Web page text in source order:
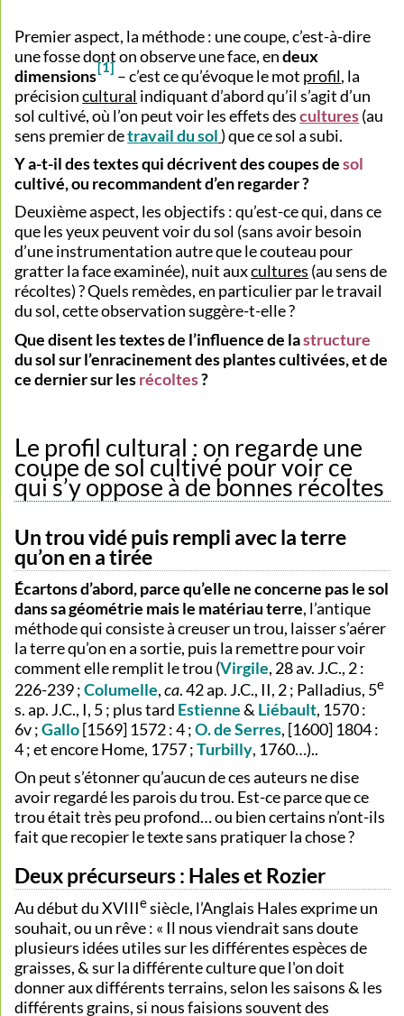
Premier aspect, la méthode : une coupe, c’est-à-dire
une fosse dont on observe une face, endeux
dimensions[1] – c’est ce qu’évoque le mot profil, la
précisioncultural indiquant d’abord qu’il s’agit d’un
sol cultivé, où l’on peut voir les effets descultures(au
sens premier detravail du sol) que ce sol a subi.
Y a-t-il des textes qui décrivent des coupes desol
cultivé, ou recommandent d’en regarder ?
Deuxième aspect, les objectifs : qu’est-ce qui, dans ce
que les yeux peuvent voir du sol (sans avoir besoin
d’une instrumentation autre que le couteau pour
gratter la face examinée), nuit auxcultures (au sens de
récoltes) ? Quels remèdes, en particulier par le travail
du sol, cette observation suggère-t-elle ?
Que disent les textes de l’influence de lastructure
du sol sur l’enracinement des plantes cultivées, et de
ce dernier sur lesrécoltes?
Le profil cultural : on regarde une
coupe de sol cultivé pour voir ce
qui s’y oppose à de bonnes récoltes
Un trou vidé puis rempli avec la terre
qu’on en a tirée
Écartons d’abord, parce qu’elle ne concerne pas le sol
dans sa géométrie mais le matériau terre, l’antique
méthode qui consiste à creuser un trou, laisser s’aérer
la terre qu’on en a sortie, puis la remettre pour voir
comment elle remplit le trou (Virgile, 28 av. J.C., 2 :
226-239 ;Columelle,ca. 42 ap. J.C., II, 2 ; Palladius, 5e
s. ap. J.C., I, 5 ; plus tard Estienne& Liébault, 1570 :
6v ;Gallo[1569] 1572 : 4 ;O. de Serres, [1600] 1804 :
4 ; et encore Home, 1757 ;Turbilly, 1760…)..
On peut s’étonner qu’aucun de ces auteurs ne dise
avoir regardé les parois du trou. Est-ce parce que ce
trou était très peu profond… ou bien certains n’ont-ils
fait que recopier le texte sans pratiquer la chose ?
Deux précurseurs : Hales et Rozier
Au début du XVIIIesiècle, l’Anglais Hales exprime un
souhait, ou un rêve : « Il nous viendrait sans doute
plusieurs idées utiles sur les différentes espèces de
graisses, & sur la différente culture que l'on doit
donner aux différents terrains, selon les saisons & les
différents grains, si nous faisions souvent des